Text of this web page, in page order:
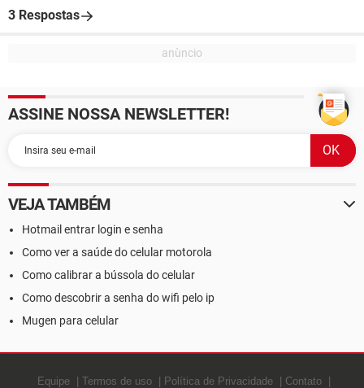
3 Respostas
ASSINE NOSSA NEWSLETTER!
VEJA TAMBÉM
Hotmail entrar login e senha
Como ver a saúde do celular motorola
Como calibrar a bússola do celular
Como descobrir a senha do wifi pelo ip
Mugen para celular
Equipe Termos de uso Política de Privacidade Contato